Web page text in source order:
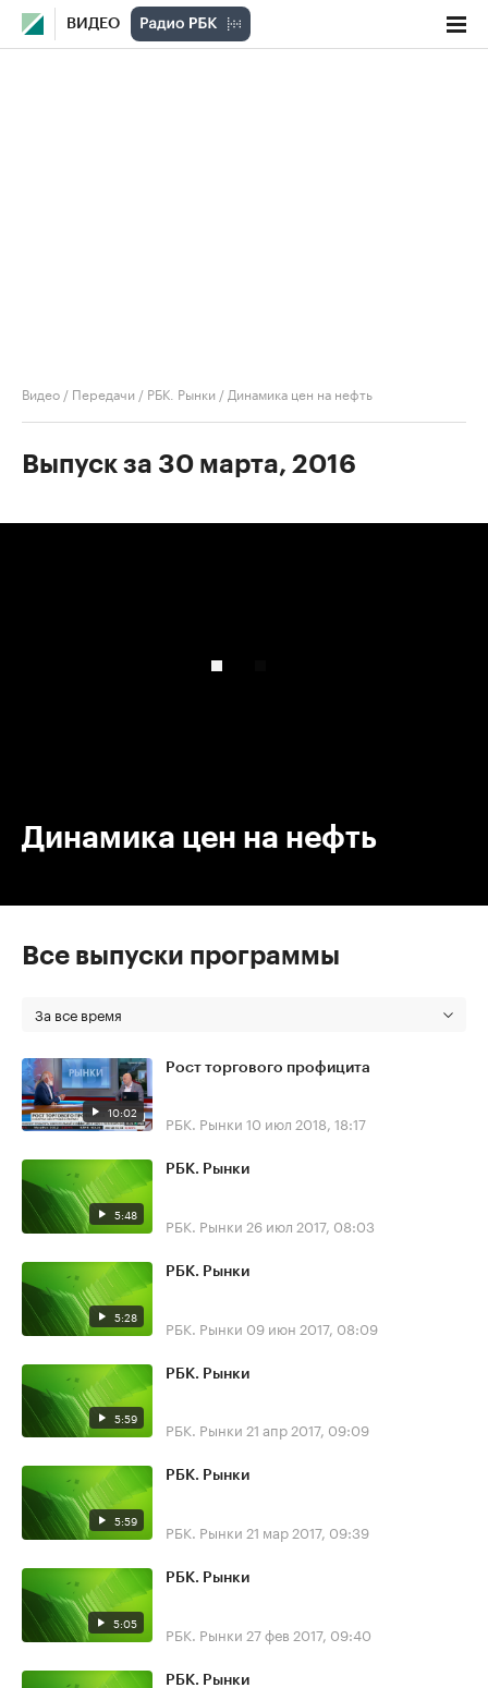
ВИДЕО
Видео / Передачи / РБК. Рынки / Динамика цен на нефть
Выпуск за 30 марта, 2016
Динамика цен на нефть
Все выпуски программы
За все время
10:02
Рост торгового профицита
РБК. Рынки 10 июл 2018, 18:17
5:48
РБК. Рынки
РБК. Рынки 26 июл 2017, 08:03
5:28
РБК. Рынки
РБК. Рынки 09 июн 2017, 08:09
5:59
РБК. Рынки
РБК. Рынки 21 апр 2017, 09:09
5:59
РБК. Рынки
РБК. Рынки 21 мар 2017, 09:39
5:05
РБК. Рынки
РБК. Рынки 27 фев 2017, 09:40
РБК. Рынки